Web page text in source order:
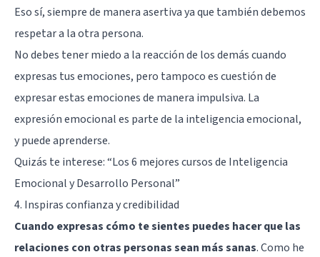
Eso sí, siempre de manera asertiva ya que también debemos
respetar a la otra persona.
No debes tener miedo a la reacción de los demás cuando
expresas tus emociones, pero tampoco es cuestión de
expresar estas emociones de manera impulsiva. La
expresión emocional es parte de la inteligencia emocional,
y puede aprenderse.
Quizás te interese: “Los 6 mejores cursos de Inteligencia
Emocional y Desarrollo Personal”
4. Inspiras confianza y credibilidad
Cuando expresas cómo te sientes puedes hacer que las
relaciones con otras personas sean más sanas. Como he